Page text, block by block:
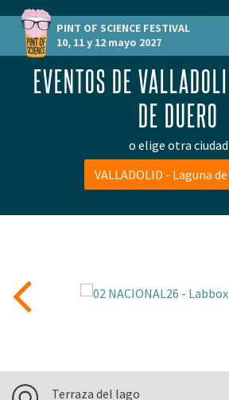
PINT OF SCIENCE FESTIVAL
10, 11 y 12 mayo 2027
EVENTOS DE
DE DUERO
o elige otra ciudad
VALLADOLID - Laguna
Terraza del lago